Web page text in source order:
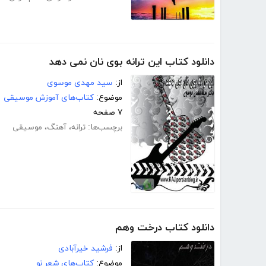
دانلود کتاب این ترانه بوی نان نمی دهد
از: سید مهدی موسوی
موضوع: کتاب‌های آموزش موسیقی
۷ صفحه
برچسب‌ها: ترانه، آهنگ، موسیقی
دانلود کتاب درخت وهم
از: فرشید خیرآبادی
موضوع: کتاب‌های شعر نو